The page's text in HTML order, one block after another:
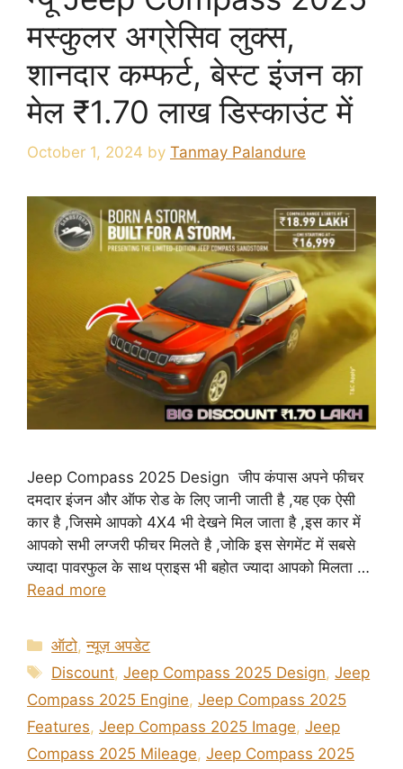
मस्कुलर अग्रेसिव लुक्स,
शानदार कम्फर्ट, बेस्ट इंजन का
मेल ₹1.70 लाख डिस्काउंट में
October 1, 2024 by Tanmay Palandure
Jeep Compass 2025 Design जीप कंपास अपने फीचर
दमदार इंजन और ऑफ रोड के लिए जानी जाती है ,यह एक ऐसी
कार है ,जिसमे आपको 4X4 भी देखने मिल जाता है ,इस कार में
आपको सभी लग्जरी फीचर मिलते है ,जोकि इस सेगमेंट में सबसे
ज्यादा पावरफुल के साथ प्राइस भी बहोत ज्यादा आपको मिलता …
Read more
Categories
ऑटो,न्यूज़ अपडेट
Tags
Discount,Jeep Compass 2025 Design,Jeep
Compass 2025 Engine, Jeep Compass 2025
Features, Jeep Compass 2025 Image, Jeep
Compass 2025 Mileage, Jeep Compass 2025